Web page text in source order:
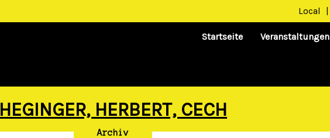
Local |
Startseite Veranstaltungen
HEGINGER, HERBERT, CECH
Archiv